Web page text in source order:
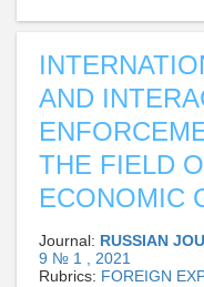
AND
THE FIELD
ECONOMIC
Journal: RUSSIAN
9 № 1 , 2021
Rubrics: FOREIGN